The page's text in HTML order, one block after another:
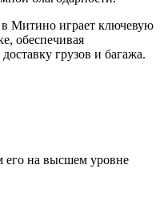
в Митино играет ключевую
обеспечивая
грузов и багажа.
его на высшем уровне